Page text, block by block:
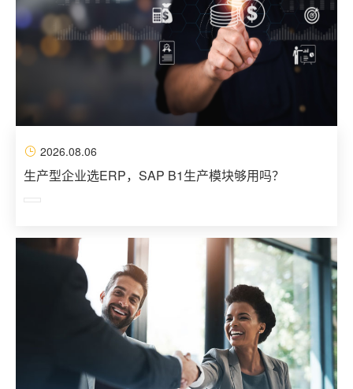
2026.08.06
生产型企业选ERP，SAP B1生产模块够用吗？